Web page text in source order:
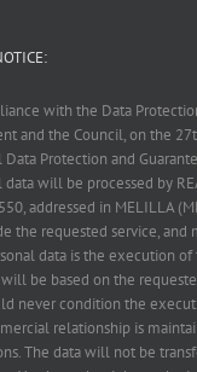
with the Data
and the Council, on the
Data Protection and
data will be processed by
addressed in MELILLA
the requested service,
data is the execution
be based on the
never condition the
relationship is
The data will not be